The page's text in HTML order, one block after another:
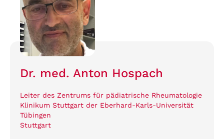
Dr. med. Anton Hospach
Leiter des Zentrums für pädiatrische Rheumatologie
Klinikum Stuttgart der Eberhard-Karls-Universität
Tübingen
Stuttgart